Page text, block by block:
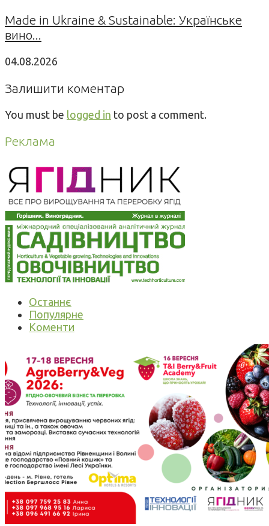
Made in Ukraine & Sustainable: Українське
вино...
04.08.2026
Залишити коментар
You must be logged in to post a comment.
Реклама
Останнє
Популярне
Коменти